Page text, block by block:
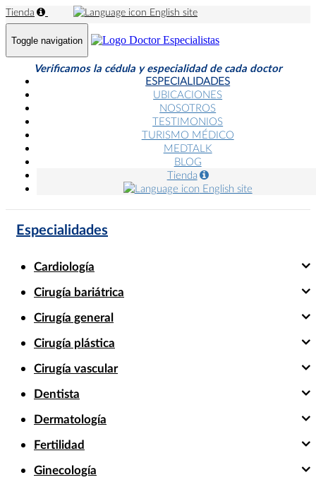
Tienda English site
Toggle navigation
Verificamos la cédula y especialidad de cada doctor
ESPECIALIDADES
UBICACIONES
NOSOTROS
TESTIMONIOS
TURISMO MÉDICO
MEDTALK
BLOG
Tienda
English site
Especialidades
Cardiología
Cirugía bariátrica
Cirugía general
Cirugía plástica
Cirugía vascular
Dentista
Dermatología
Fertilidad
Ginecología